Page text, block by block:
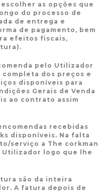
as opções que
do processo de
de entrega e
de pagamento, bem
efeitos fiscais,
pelo Utilizador
dos preços e
disponíveis para
Gerais de Venda
ao contrato assim
recebidas
disponíveis. Na falta
serviço a The corkman
Utilizador logo que lhe
são da inteira
A fatura depois de